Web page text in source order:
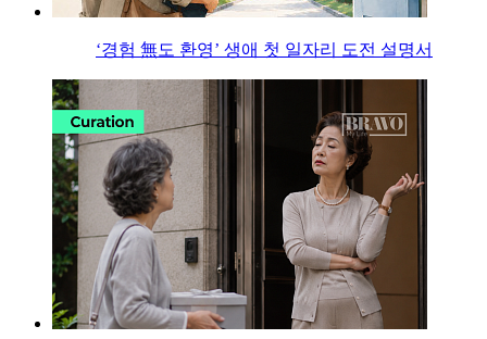
‘경험 無도 환영’ 생애 첫 일자리 도전 설명서